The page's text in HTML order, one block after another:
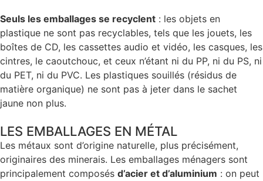
Seuls les emballages se recyclent : les objets en
plastique ne sont pas recyclables, tels que les jouets, les
boîtes de CD, les cassettes audio et vidéo, les casques, les
cintres, le caoutchouc, et ceux n’étant ni du PP, ni du PS, ni
du PET, ni du PVC. Les plastiques souillés (résidus de
matière organique) ne sont pas à jeter dans le sachet
jaune non plus.
LES EMBALLAGES EN MÉTAL
Les métaux sont d’origine naturelle, plus précisément,
originaires des minerais. Les emballages ménagers sont
principalement composés d’acier et d’aluminium : on peut